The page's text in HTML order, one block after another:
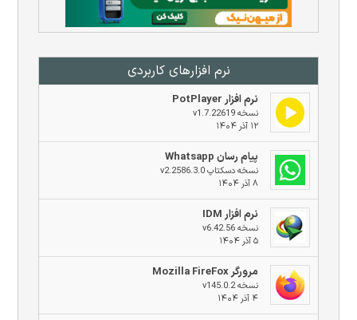
نرم افزار‌های کاربردی
نرم افزار PotPlayer
نسخه v1.7.22619
۱۲ آذر ۱۴۰۴
پیام رسان Whatsapp
نسخه دسکتاپ v2.2586.3.0
۸ آذر ۱۴۰۴
نرم افزار IDM
نسخه v6.42.56
۵ آذر ۱۴۰۴
مرورگر Mozilla FireFox
نسخه v145.0.2
۴ آذر ۱۴۰۴